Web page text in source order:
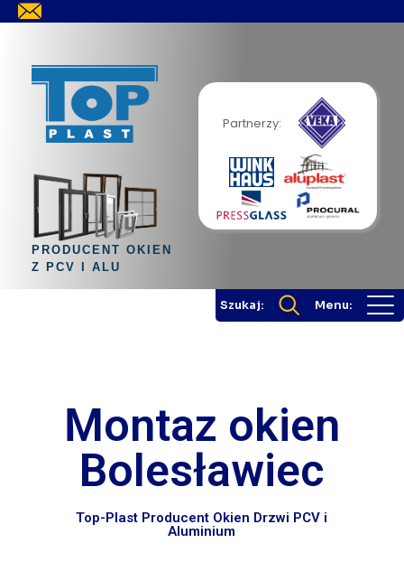
PRODUCENT OKIEN
Z PCV I ALU
Partnerzy:
Szukaj: Menu:
Montaz okien
Bolesławiec
Top-Plast Producent Okien Drzwi PCV i
Aluminium